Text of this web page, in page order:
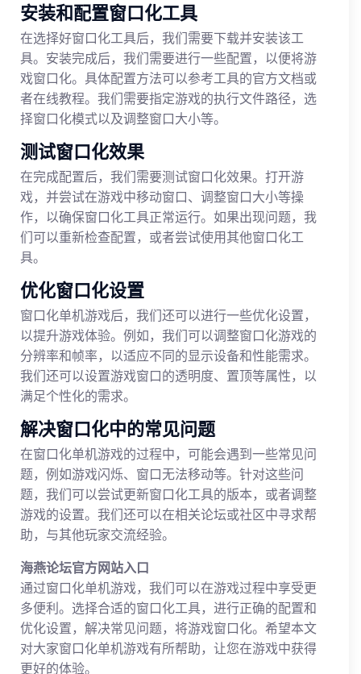
安装和配置窗口化工具
在选择好窗口化工具后，我们需要下载并安装该工
具。安装完成后，我们需要进行一些配置，以便将游
戏窗口化。具体配置方法可以参考工具的官方文档或
者在线教程。我们需要指定游戏的执行文件路径，选
择窗口化模式以及调整窗口大小等。
测试窗口化效果
在完成配置后，我们需要测试窗口化效果。打开游
戏，并尝试在游戏中移动窗口、调整窗口大小等操
作，以确保窗口化工具正常运行。如果出现问题，我
们可以重新检查配置，或者尝试使用其他窗口化工
具。
优化窗口化设置
窗口化单机游戏后，我们还可以进行一些优化设置，
以提升游戏体验。例如，我们可以调整窗口化游戏的
分辨率和帧率，以适应不同的显示设备和性能需求。
我们还可以设置游戏窗口的透明度、置顶等属性，以
满足个性化的需求。
解决窗口化中的常见问题
在窗口化单机游戏的过程中，可能会遇到一些常见问
题，例如游戏闪烁、窗口无法移动等。针对这些问
题，我们可以尝试更新窗口化工具的版本，或者调整
游戏的设置。我们还可以在相关论坛或社区中寻求帮
助，与其他玩家交流经验。
海燕论坛官方网站入口
通过窗口化单机游戏，我们可以在游戏过程中享受更
多便利。选择合适的窗口化工具，进行正确的配置和
优化设置，解决常见问题，将游戏窗口化。希望本文
对大家窗口化单机游戏有所帮助，让您在游戏中获得
更好的体验。